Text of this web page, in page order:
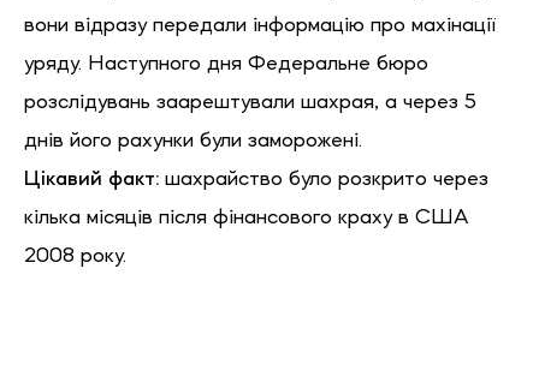
вони відразу передали інформацію про махінації
уряду. Наступного дня Федеральне бюро
розслідувань заарештували шахрая, а через 5
днів його рахунки були заморожені.
Цікавий факт: шахрайство було розкрито через
кілька місяців після фінансового краху в США
2008 року.